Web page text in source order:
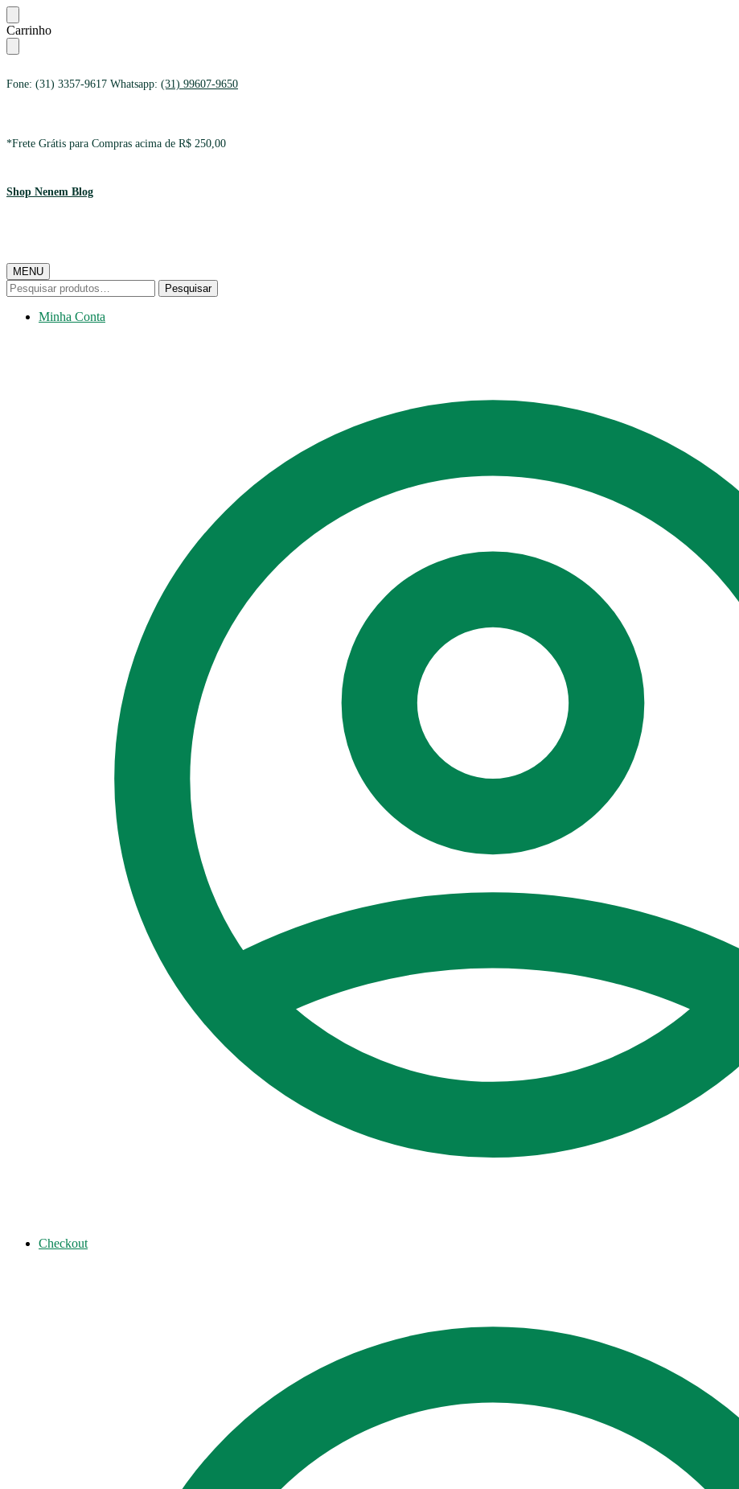
Ir
para
a
Ir
para
o
Carrinho
Fone: (31) 3357-9617 Whatsapp: (31) 99607-9650
*Frete Grátis para Compras acima de R$ 250,00
Shop Nenem Blog
MENU
Pesquisar
por:
Pesquisar
Minha Conta
Checkout